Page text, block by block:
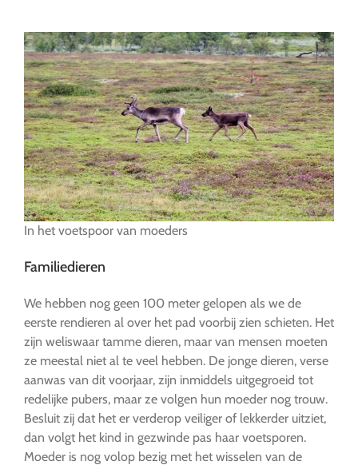
In het voetspoor van moeders
Familiedieren
We hebben nog geen 100 meter gelopen als we de
eerste rendieren al over het pad voorbij zien schieten. Het
zijn weliswaar tamme dieren, maar van mensen moeten
ze meestal niet al te veel hebben. De jonge dieren, verse
aanwas van dit voorjaar, zijn inmiddels uitgegroeid tot
redelijke pubers, maar ze volgen hun moeder nog trouw.
Besluit zij dat het er verderop veiliger of lekkerder uitziet,
dan volgt het kind in gezwinde pas haar voetsporen.
Moeder is nog volop bezig met het wisselen van de